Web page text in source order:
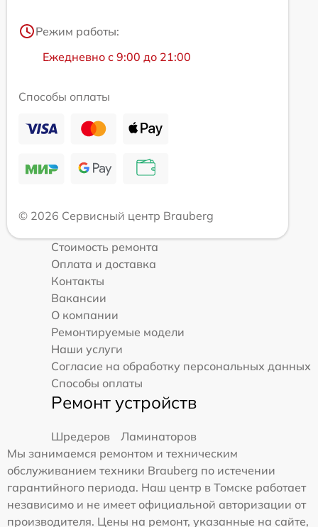
Режим работы:
Ежедневно с 9:00 до 21:00
Способы оплаты
© 2026 Сервисный центр Brauberg
Стоимость ремонта
Оплата и доставка
Контакты
Вакансии
О компании
Ремонтируемые модели
Наши услуги
Согласие на обработку персональных данных
Способы оплаты
Ремонт устройств
Шредеров
Ламинаторов
Мы занимаемся ремонтом и техническим
обслуживанием техники Brauberg по истечении
гарантийного периода. Наш центр в Томске работает
независимо и не имеет официальной авторизации от
производителя. Цены на ремонт, указанные на сайте,